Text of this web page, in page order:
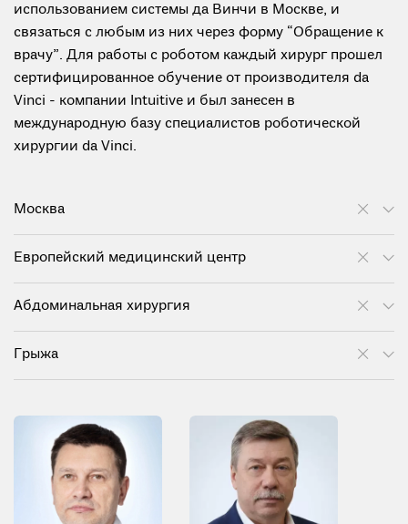
использованием системы да Винчи в Москве, и
связаться с любым из них через форму “Обращение к
врачу”. Для работы с роботом каждый хирург прошел
сертифицированное обучение от производителя da
Vinci - компании Intuitive и был занесен в
международную базу специалистов роботической
хирургии da Vinci.
Москва
Европейский медицинский центр
Абдоминальная хирургия
Грыжа